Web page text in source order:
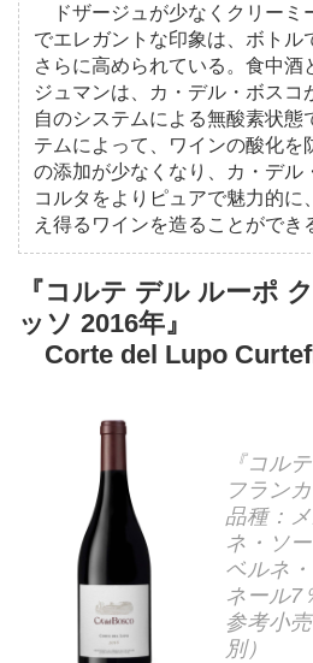
ドザージュが少なくクリーミ
でエレガントな印象は、ボトル
さらに高められている。食中酒
ジュマンは、カ・デル・ボスコ
自のシステムによる無酸素状態
テムによって、ワインの酸化を
の添加が少なくなり、カ・デル
コルタをよりピュアで魅力的に
え得るワインを造ることができ
『コルテ デル ルーポ
ッソ 2016年』
Corte del Lupo
『コル
フラン
品種：
ネ・ソ
ベルネ
ネール7
参考小
別）